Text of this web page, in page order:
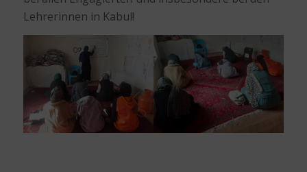
Lehrerinnen in Kabul!